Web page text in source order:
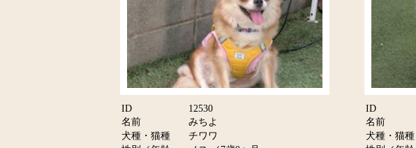
ID
12530
名前
みちよ
犬種・猫種
チワワ
ID
名前
犬種・猫種